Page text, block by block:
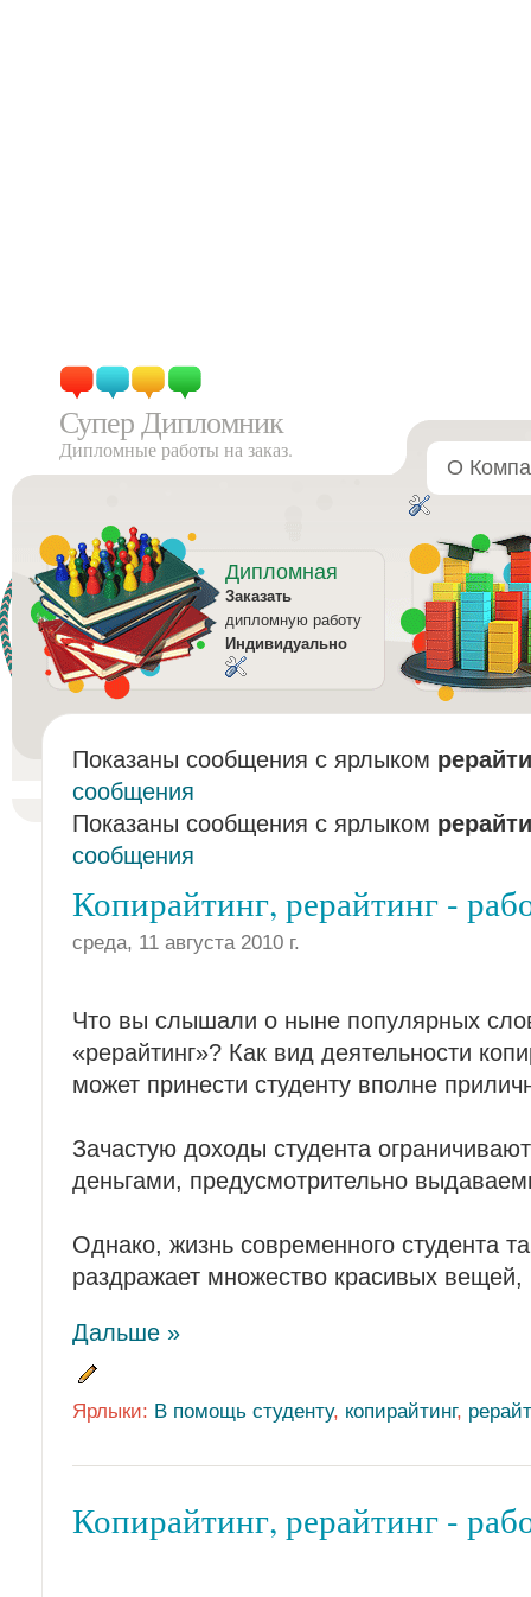
Супер Дипломник
Дипломные работы на заказ.
О
Дипломная
Заказать
дипломную работу
Индивидуально
Показаны сообщения с ярлыком
сообщения
Показаны сообщения с ярлыком
сообщения
Копирайтинг, рерайтинг -
среда, 11 августа 2010 г.
Что вы слышали о ныне популярных
«рерайтинг»? Как вид деятельности
может принести студенту вполне
Зачастую доходы студента
деньгами, предусмотрительно
Однако, жизнь современного студента
раздражает множество красивых вещей,
Дальше »
Ярлыки: В помощь студенту, копирайтинг,
Копирайтинг, рерайтинг -